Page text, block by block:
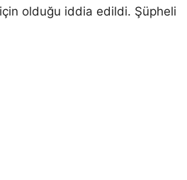
olduğu iddia edildi. Şüpheli